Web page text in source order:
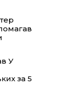
У
за 5